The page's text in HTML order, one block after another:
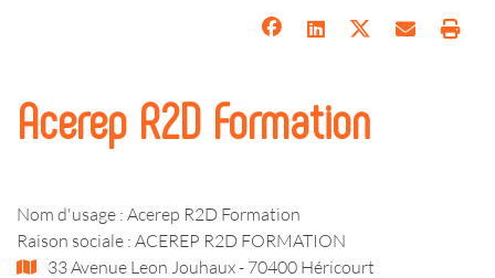
Acerep R2D Formation
Nom d'usage : Acerep R2D Formation
Raison sociale : ACEREP R2D FORMATION
33 Avenue Leon Jouhaux - 70400 Héricourt